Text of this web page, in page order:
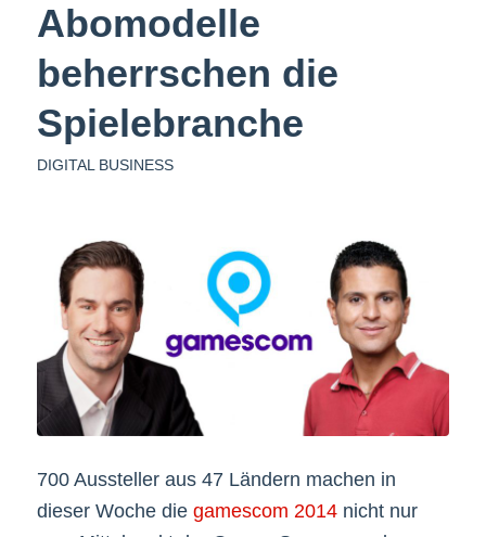
Abomodelle
beherrschen die
Spielebranche
DIGITAL BUSINESS
700 Aussteller aus 47 Ländern machen in
dieser Woche die gamescom 2014nicht nur